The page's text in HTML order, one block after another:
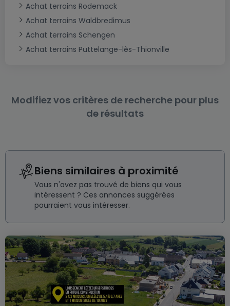
Achat terrains Rodemack
Achat terrains Waldbredimus
Achat terrains Schengen
Achat terrains Puttelange-lès-Thionville
Modifiez vos critères de recherche pour plus
de résultats
Biens similaires à proximité
Vous n'avez pas trouvé de biens qui vous
intéressent ? Ces annonces suggérées
pourraient vous intéresser.